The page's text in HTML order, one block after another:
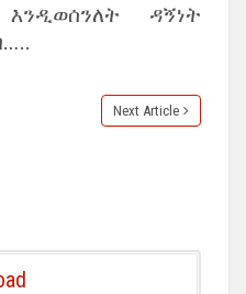
ዳኝነት
Next Article